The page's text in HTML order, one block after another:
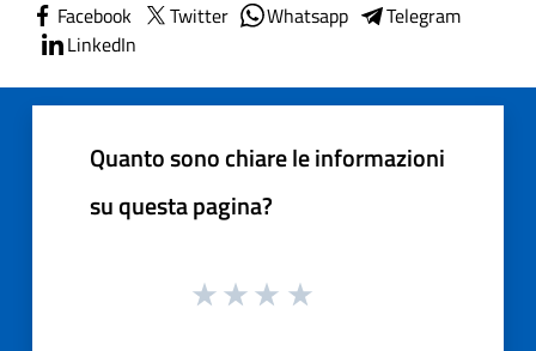
Facebook Twitter Whatsapp
Telegram
LinkedIn
Quanto sono chiare le informazioni
su questa pagina?